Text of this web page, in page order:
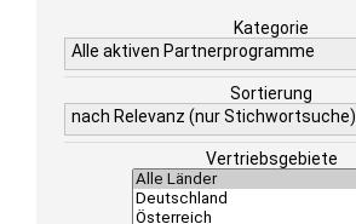
Kategorie
Alle aktiven Partnerprogramme
Sortierung
nach Relevanz (nur Stichwortsuche)
Vertriebsgebiete